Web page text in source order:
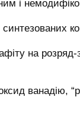
і
на
ванадію,